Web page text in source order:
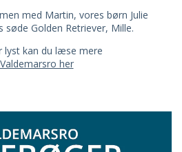
med Martin, vores børn Julie
søde Golden Retriever, Mille.
lyst kan du læse mere
her